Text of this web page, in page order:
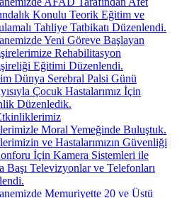
Konulu Teorik Eğitim ve
Tahliye Tatbikatı Düzenlendi.
Yeni Göreve Başlayan
Rehabilitasyon
Eğitimi Düzenlendi.
Dünya Serebral Palsi Günü
Çocuk Hastalarımız İçin
Düzenledik.
Moral Yemeğinde Buluştuk.
ve Hastalarımızın Güvenliği
İçin Kamera Sistemleri ile
Başı Televizyonlar ve Telefonları
Memuriyette 20 ve Üstü